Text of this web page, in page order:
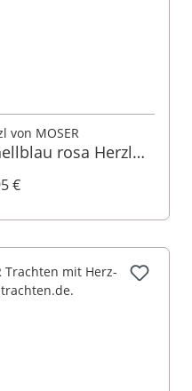
von MOSER
rosa Herzl
€